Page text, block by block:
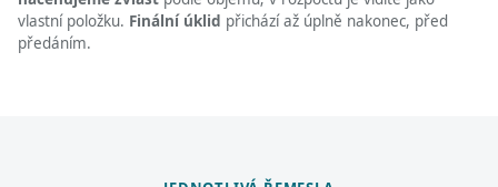
vlastní položku. Finální úklid přichází až úplně nakonec, před
předáním.